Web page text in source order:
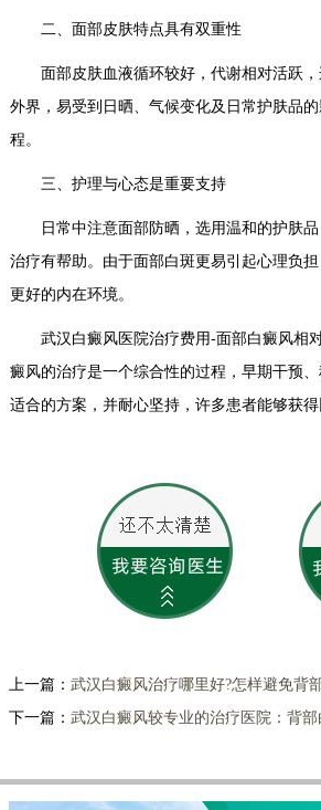
二、面部皮肤特点具有双重性
面部皮肤血液循环较好，代谢相对活跃，
外界，易受到日晒、气候变化及日常护肤品
程。
三、护理与心态是重要支持
日常中注意面部防晒，选用温和的护肤品
治疗有帮助。由于面部白斑更易引起心理负
更好的内在环境。
武汉白癜风医院治疗费用-面部白癜风相对
癜风的治疗是一个综合性的过程，早期干预
适合的方案，并耐心坚持，许多患者能够获得
上一篇： 武汉白癜风治疗哪里好?怎样避免背
下一篇： 武汉白癜风较专业的治疗医院：背